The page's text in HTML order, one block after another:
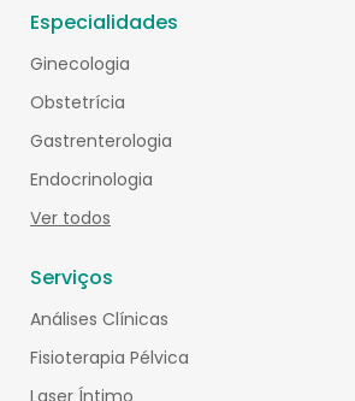
Especialidades
Ginecologia
Obstetrícia
Gastrenterologia
Endocrinologia
Ver todos
Serviços
Análises Clínicas
Fisioterapia Pélvica